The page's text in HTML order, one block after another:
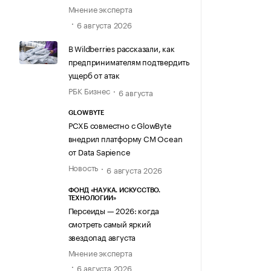
Мнение эксперта
6 августа 2026
В Wildberries рассказали, как
предпринимателям подтвердить
ущерб от атак
РБК Бизнес
6 августа
GLOWBYTE
РСХБ совместно с GlowByte
внедрил платформу CM Ocean
от Data Sapience
Новость
6 августа 2026
ФОНД «НАУКА. ИСКУССТВО.
ТЕХНОЛОГИИ»
Персеиды — 2026: когда
смотреть самый яркий
звездопад августа
Мнение эксперта
6 августа 2026